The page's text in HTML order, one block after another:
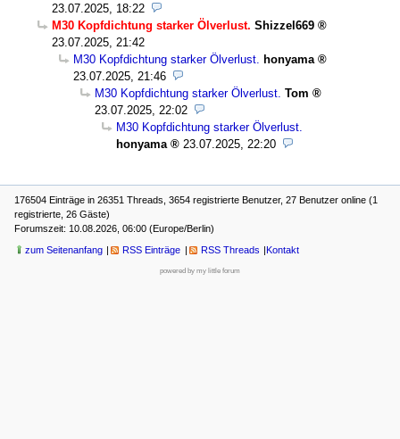
23.07.2025, 18:22
M30 Kopfdichtung starker Ölverlust. Shizzel669
23.07.2025, 21:42
M30 Kopfdichtung starker Ölverlust.
honyama
23.07.2025, 21:46
M30 Kopfdichtung starker Ölverlust. Tom
23.07.2025, 22:02
M30 Kopfdichtung starker Ölverlust.
honyama
23.07.2025, 22:20
176504 Einträge in 26351 Threads, 3654 registrierte Benutzer, 27 Benutzer online (1
registrierte, 26 Gäste)
Forumszeit: 10.08.2026, 06:00 (Europe/Berlin)
zum Seitenanfang RSS Einträge RSS Threads Kontakt
powered by my little forum